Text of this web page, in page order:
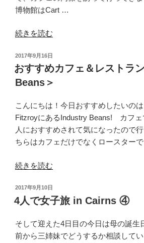
ス
ラ
１
０
＜
Dre>”
の
博物館はCart …
“メ
ボ
ル
ン
物
館
に
行
て
た
よ！”
続きを読む
投
稿
日:
2017年9月16日
おすすめカフェ＆レストラ
Beans＞
こんにちは！今日おすすめしたいの
FitzroyにあるIndustry Beans! カフェ
人におすすめされて気になったので
ちらはカフェだけでなくロースター
“お
す
め
フ
ェ
続きを読む
投
稿
日:
2017年9月10日
4人で女子旅 in Cairns ④
そして迎えた4日目の今日は母の誕生
前から三姉妹でどうするか相談して